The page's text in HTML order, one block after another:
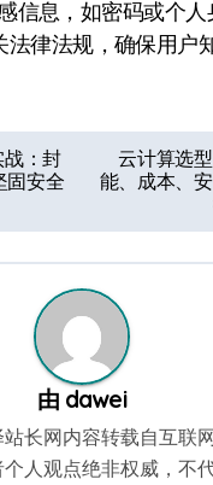
信息，如密码或个人
法律法规，确保用户
战：封
固安全
云计算选
能、成本、
由 dawei
站长网内容转载自互联
人观点绝非权威，不